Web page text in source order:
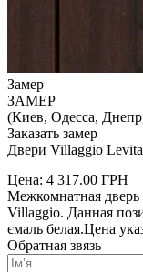
Замер
ЗАМЕР
(Киев, Одесса,
Заказать замер
Двери Villaggio
Цена: 4 317.00 ГРН
Межкомнатная дверь
Villaggio. Данная
ємаль белая.Цена
Обратная звязь